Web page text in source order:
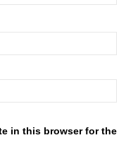
in this browser for the